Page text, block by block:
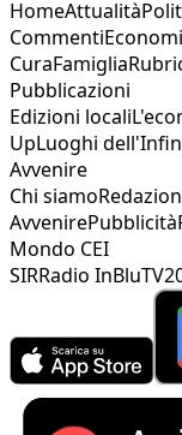
HomeAttualità
Commenti
CuraFamiglia
Pubblicazioni
Edizioni locali
UpLuoghi
Avvenire
Chi siamo
AvvenirePubblicità
Mondo CEI
SIRRadio InBlu